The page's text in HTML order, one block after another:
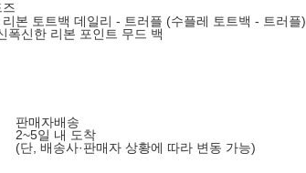
본 토트백 데일리 - 트러플 (수플레 토트백 - 트러플)
폭신한 리본 포인트 무드 백
판매자배송
2~5일 내 도착
(단, 배송사·판매자 상황에 따라 변동 가능)